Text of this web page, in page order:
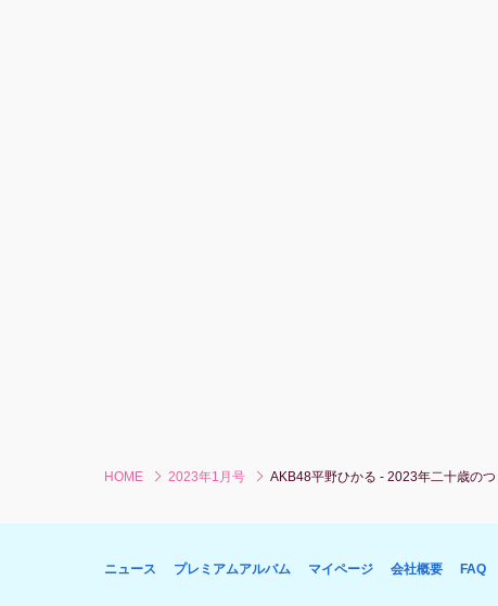
HOME 2023年1月号 AKB48平野ひかる - 2023年二十歳の
ニュース プレミアムアルバム マイページ 会社概要 FAQ